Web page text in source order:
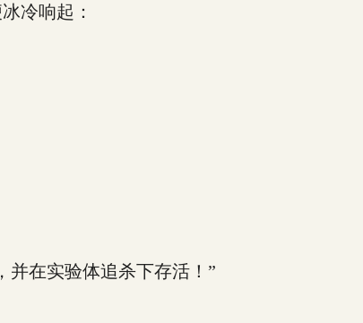
冷响起：
在实验体追杀下存活！”